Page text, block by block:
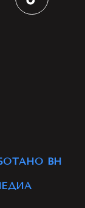
ВН